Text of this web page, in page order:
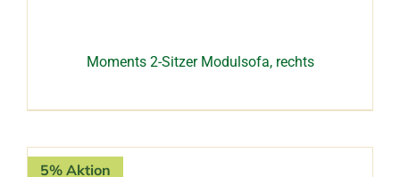
Moments 2-Sitzer Modulsofa, rechts
5% Aktion